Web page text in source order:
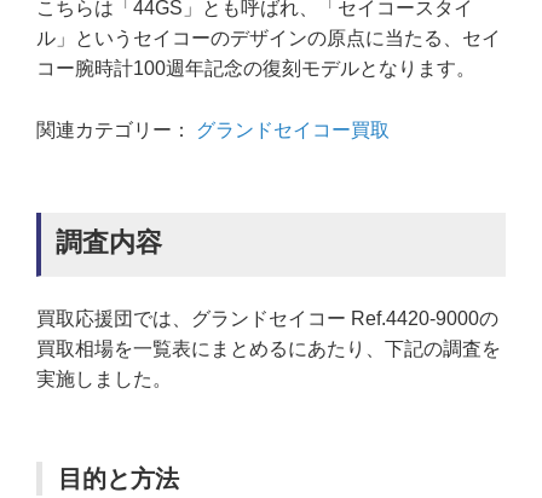
こちらは「44GS」とも呼ばれ、「セイコースタイ
ル」というセイコーのデザインの原点に当たる、セイ
コー腕時計100週年記念の復刻モデルとなります。
関連カテゴリー： グランドセイコー買取
調査内容
買取応援団では、グランドセイコー Ref.4420-9000の
買取相場を一覧表にまとめるにあたり、下記の調査を
実施しました。
目的と方法